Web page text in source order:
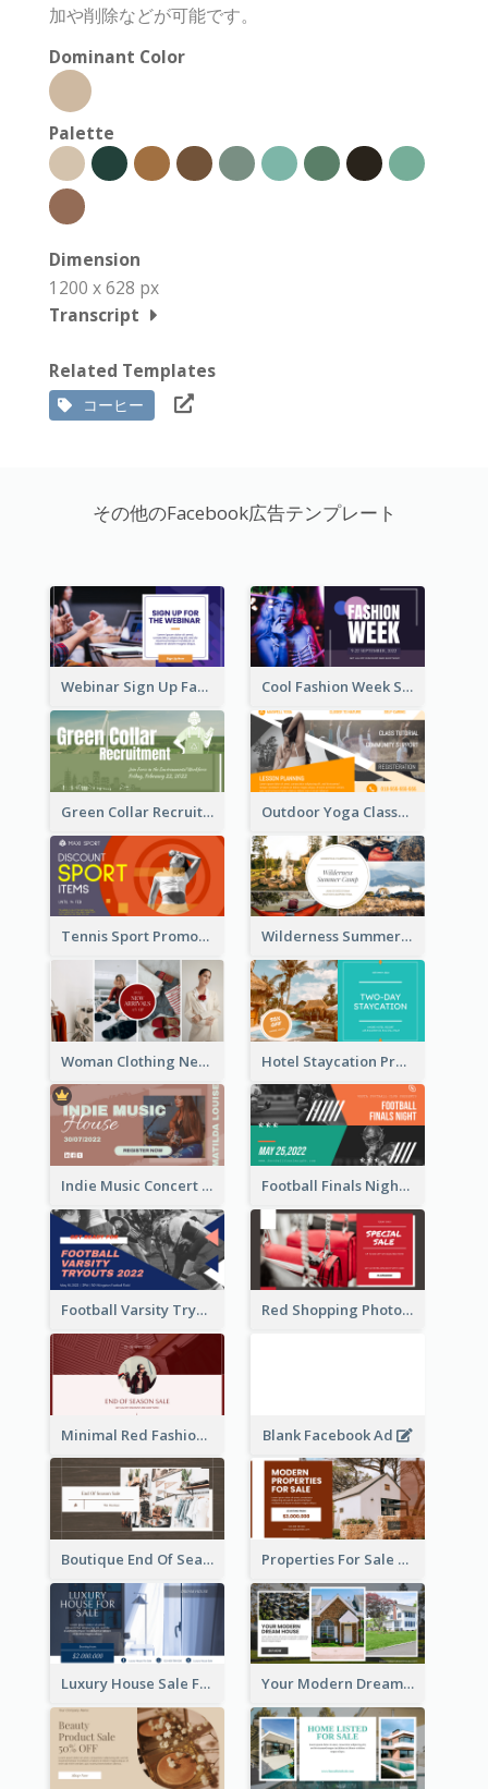
加や削除などが可能です。
Dominant Color
Palette
Dimension
1200 x 628 px
Transcript
Related Templates
コーヒー
その他のFacebook広告テンプレート
Webinar Sign Up Facebook Ad Cool Fashion Week Sale Facebook Ad
Green Collar Recruit Facebook Ad Outdoor Yoga Classes Facebook Ad
Tennis Sport Promote Facebook Ad Wilderness Summer Camp Facebook Post
Woman Clothing New Arrivals Facebook Ad Hotel Staycation Promotion Facebook Ad
Indie Music Concert Facebook Ad Football Finals Night Watching Facebook Ad
Football Varsity Tryouts Sports Facebook Ad Red Shopping Photo Special Sale Facebook Ad
Minimal Red Fashion Photo Sale Facebook Ad Blank Facebook Ad
Boutique End Of Season Sale Facebook Ad Properties For Sale Facebook Ad
Luxury House Sale Facebook Ad Your Modern Dream House Facebook Ad